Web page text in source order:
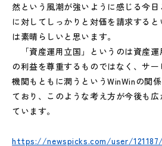
然という風潮が強いように感じる今
に対してしっかりと対価を請求する
は素晴らしいと思います。
「資産運用立国」というのは資産運
の利益を尊重するものではなく、サ
機関もともに潤うというWinWinの関
ており、このような考え方が今後も
ています。
https://newspicks.com/user/